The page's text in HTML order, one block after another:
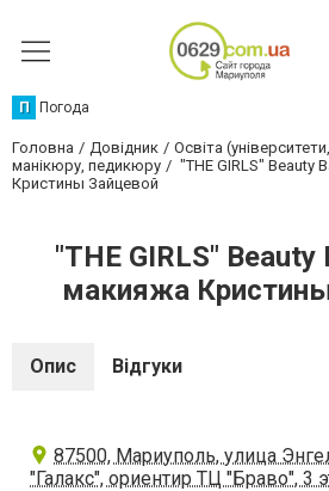
П Погода
Головна Довідник Освіта
манікюру, педикюру
"THE GIRLS" Beauty
Кристины Зайцевой
"THE GIRLS" Beauty
макияжа
Опис Відгуки
87500, Мариуполь, улица
"Галакс", ориентир ТЦ "Браво", 3